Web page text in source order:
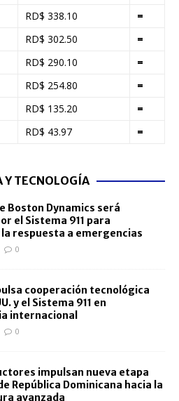
RD$ 338.10
=
RD$ 302.50
=
RD$ 290.10
=
RD$ 254.80
=
RD$ 135.20
=
RD$ 43.97 =
Y TECNOLOGÍA
Boston Dynamics será
el Sistema 911 para
respuesta a emergencias
0
cooperación tecnológica
y el Sistema 911 en
internacional
0
impulsan nueva etapa
República Dominicana hacia la
avanzada